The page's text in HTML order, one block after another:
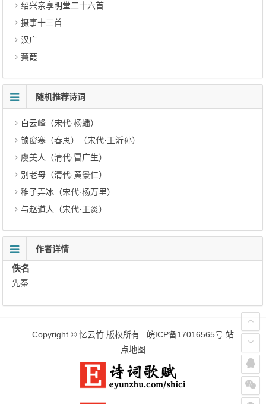
绍兴亲享明堂二十六首
摄事十三首
汉广
蒹葭
随机推荐诗词
白云峰（宋代·杨蟠）
锁窗寒（春思）（宋代·王沂孙）
虞美人（清代·冒广生）
别老母（清代·黄景仁）
稚子弄冰（宋代·杨万里）
与赵道人（宋代·王炎）
作者详情
佚名
先秦
Copyright © 忆云竹 版权所有. 皖ICP备17016565号 站
点地图